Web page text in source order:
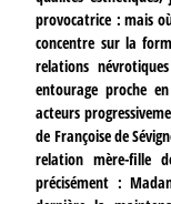
provocatrice : mais
concentre sur la
relations
entourage proche
acteurs
de Françoise de
relation mère-fille
précisément :